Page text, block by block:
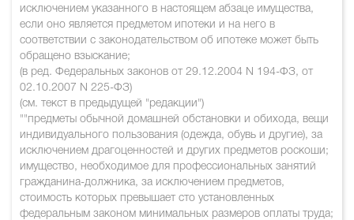
исключением указанного в настоящем абзаце имущества,
если оно является предметом ипотеки и на него в
соответствии с законодательством об ипотеке может быть
обращено взыскание;
(в ред. Федеральных законов от 29.12.2004 N 194-ФЗ, от
02.10.2007 N 225-ФЗ)
(см. текст в предыдущей "редакции")
""предметы обычной домашней обстановки и обихода, вещи
индивидуального пользования (одежда, обувь и другие), за
исключением драгоценностей и других предметов роскоши;
имущество, необходимое для профессиональных занятий
гражданина-должника, за исключением предметов,
стоимость которых превышает сто установленных
федеральным законом минимальных размеров оплаты труда;